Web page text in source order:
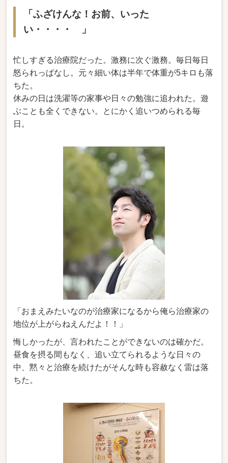
「ふざけんな！お前、いった
い・・・・ 」
忙しすぎる治療院だった。激務に次ぐ激務。毎日毎日
怒られっぱなし。元々細い体は半年で体重が5キロも落
ちた。
休みの日は洗濯等の家事や日々の勉強に追われた。遊
ぶことも全くできない。とにかく追いつめられる毎
日。
「おまえみたいなのが治療家になるから俺ら治療家の
地位が上がらねえんだよ！！」
悔しかったが、言われたことができないのは確かだ。
昼食を摂る間もなく、追い立てられるような日々の
中、黙々と治療を続けたがそんな時も容赦なく雷は落
ちた。